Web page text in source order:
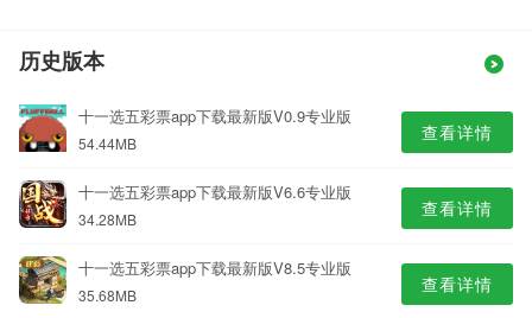
历史版本
十一选五彩票app下载最新版V0.9专业版
54.44MB 查看详情
十一选五彩票app下载最新版V6.6专业版
34.28MB 查看详情
十一选五彩票app下载最新版V8.5专业版
35.68MB 查看详情